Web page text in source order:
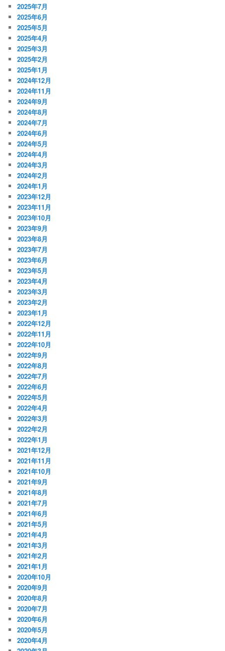
2025年7月
2025年6月
2025年5月
2025年4月
2025年3月
2025年2月
2025年1月
2024年12月
2024年11月
2024年9月
2024年8月
2024年7月
2024年6月
2024年5月
2024年4月
2024年3月
2024年2月
2024年1月
2023年12月
2023年11月
2023年10月
2023年9月
2023年8月
2023年7月
2023年6月
2023年5月
2023年4月
2023年3月
2023年2月
2023年1月
2022年12月
2022年11月
2022年10月
2022年9月
2022年8月
2022年7月
2022年6月
2022年5月
2022年4月
2022年3月
2022年2月
2022年1月
2021年12月
2021年11月
2021年10月
2021年9月
2021年8月
2021年7月
2021年6月
2021年5月
2021年4月
2021年3月
2021年2月
2021年1月
2020年10月
2020年9月
2020年8月
2020年7月
2020年6月
2020年5月
2020年4月